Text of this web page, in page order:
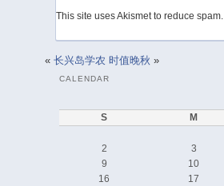
This site uses Akismet to reduce spam.
« 长兴岛学农 时值晚秋 »
CALENDAR
S M
2 3
9
10
16
17